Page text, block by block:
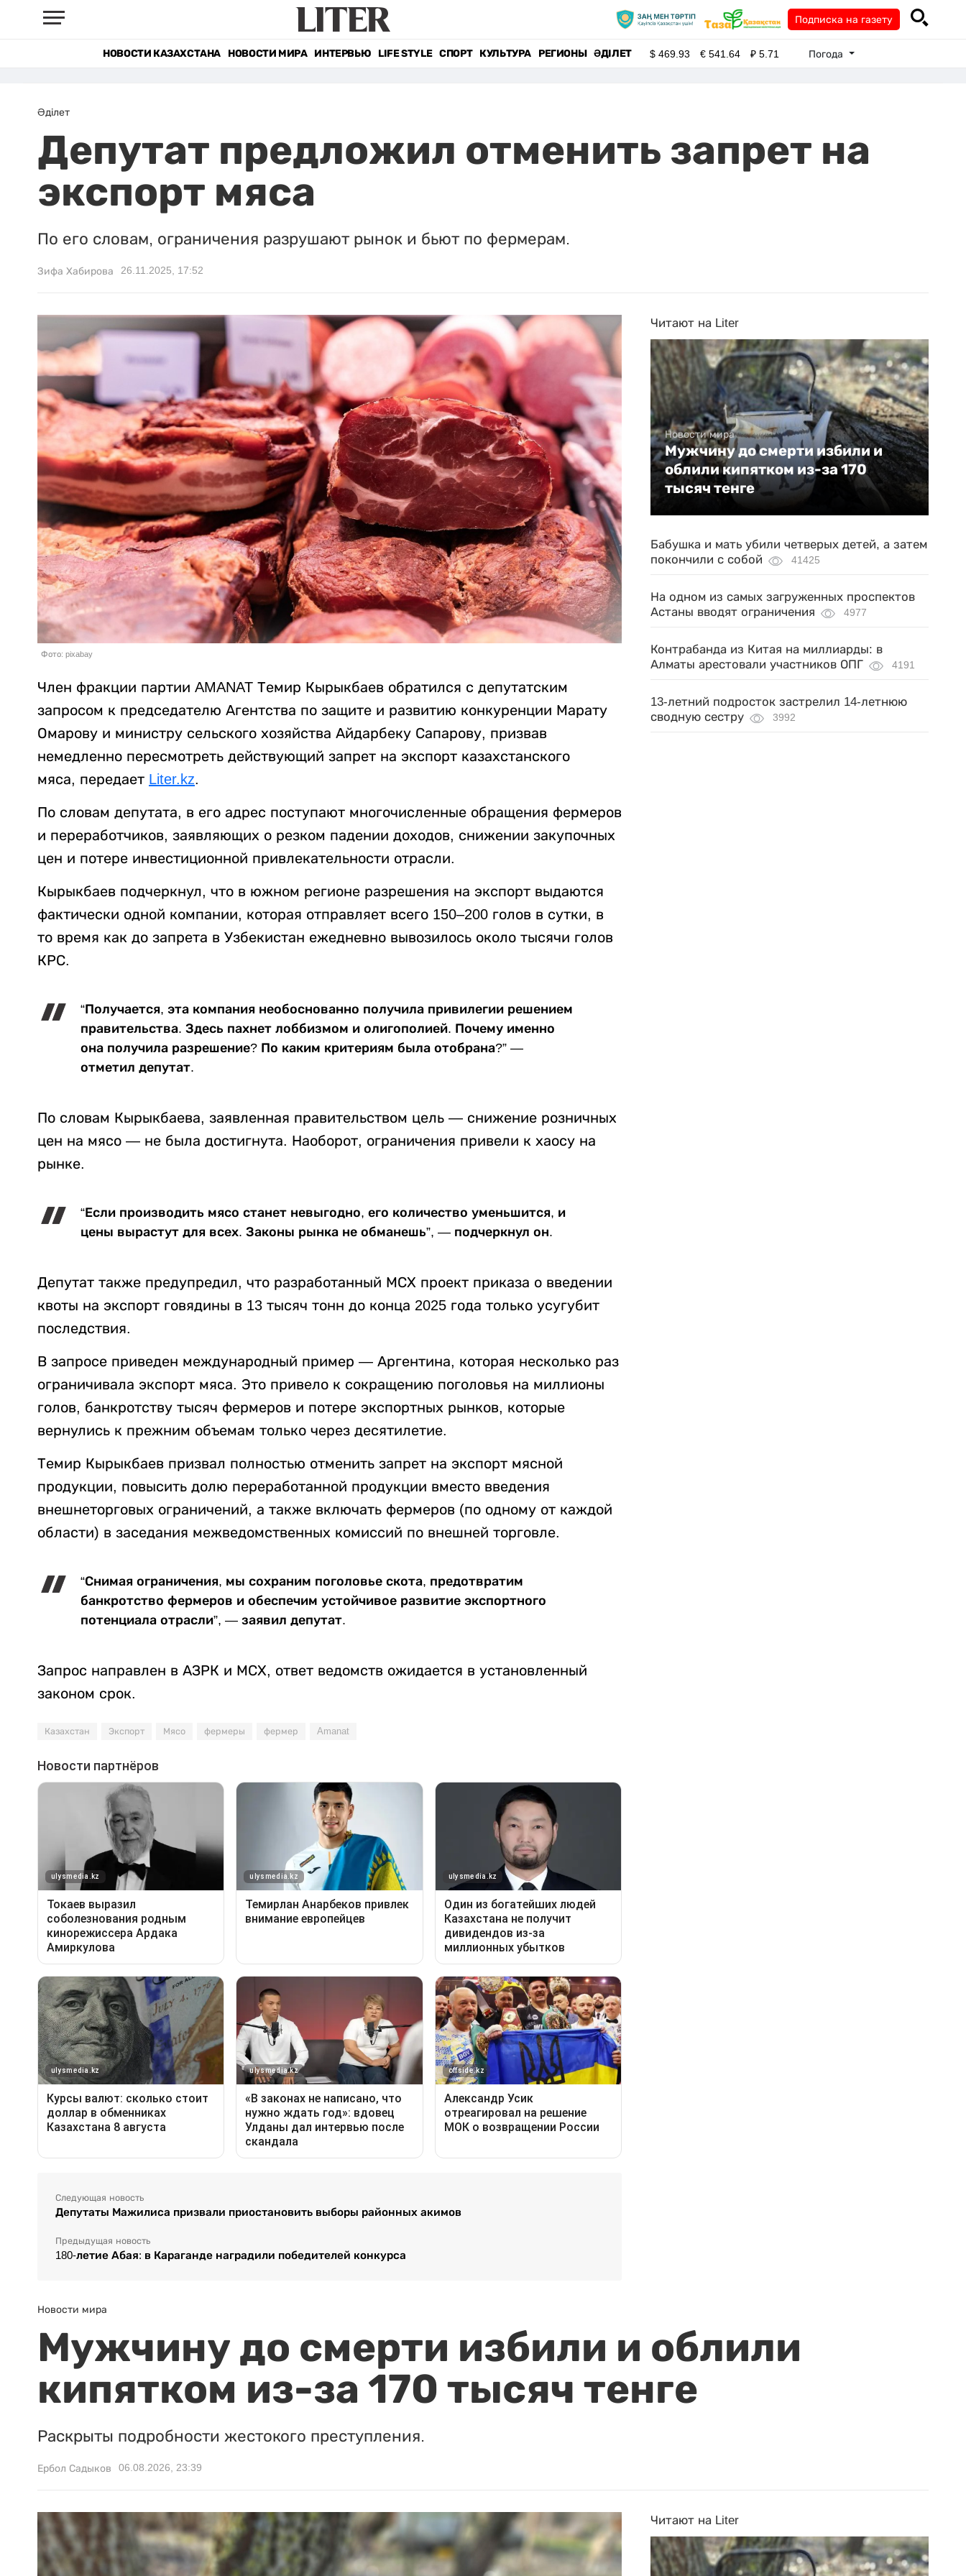
Подписка на газету
НОВОСТИ КАЗАХСТАНА НОВОСТИ МИРА ИНТЕРВЬЮ LIFE STYLE СПОРТ КУЛЬТУРА РЕГИОНЫ ӘДІЛЕТ $469.93 €541.64 ₽5.71 Погода
Әділет
Депутат предложил отменить запрет на
экспорт мяса
По его словам, ограничения разрушают рынок и бьют по фермерам.
Зифа Хабирова 26.11.2025, 17:52
Фото: pixabay
Член фракции партии AMANAT Темир Кырыкбаев обратился с депутатским
запросом к председателю Агентства по защите и развитию конкуренции Марату
Омарову и министру сельского хозяйства Айдарбеку Сапарову, призвав
немедленно пересмотреть действующий запрет на экспорт казахстанского
мяса, передает Liter.kz.
По словам депутата, в его адрес поступают многочисленные обращения фермеров
и переработчиков, заявляющих о резком падении доходов, снижении закупочных
цен и потере инвестиционной привлекательности отрасли.
Кырыкбаев подчеркнул, что в южном регионе разрешения на экспорт выдаются
фактически одной компании, которая отправляет всего 150–200 голов в сутки, в
то время как до запрета в Узбекистан ежедневно вывозилось около тысячи голов
КРС.
“Получается, эта компания необоснованно получила привилегии решением
правительства. Здесь пахнет лоббизмом и олигополией. Почему именно
она получила разрешение? По каким критериям была отобрана?” —
отметил депутат.
По словам Кырыкбаева, заявленная правительством цель — снижение розничных
цен на мясо — не была достигнута. Наоборот, ограничения привели к хаосу на
рынке.
“Если производить мясо станет невыгодно, его количество уменьшится, и
цены вырастут для всех. Законы рынка не обманешь”, — подчеркнул он.
Депутат также предупредил, что разработанный МСХ проект приказа о введении
квоты на экспорт говядины в 13 тысяч тонн до конца 2025 года только усугубит
последствия.
В запросе приведен международный пример — Аргентина, которая несколько раз
ограничивала экспорт мяса. Это привело к сокращению поголовья на миллионы
голов, банкротству тысяч фермеров и потере экспортных рынков, которые
вернулись к прежним объемам только через десятилетие.
Темир Кырыкбаев призвал полностью отменить запрет на экспорт мясной
продукции, повысить долю переработанной продукции вместо введения
внешнеторговых ограничений, а также включать фермеров (по одному от каждой
области) в заседания межведомственных комиссий по внешней торговле.
“Снимая ограничения, мы сохраним поголовье скота, предотвратим
банкротство фермеров и обеспечим устойчивое развитие экспортного
потенциала отрасли”, — заявил депутат.
Запрос направлен в АЗРК и МСХ, ответ ведомств ожидается в установленный
законом срок.
Казахстан Экспорт Мясо фермеры фермер Amanat
Следующая новость
Депутаты Мажилиса призвали приостановить выборы районных акимов
Предыдущая новость
180-летие Абая: в Караганде наградили победителей конкурса
Читают на Liter
Новости мира
Мужчину до смерти избили и
облили кипятком из-за 170
тысяч тенге
Бабушка и мать убили четверых детей, а затем
покончили с собой
41425
На одном из самых загруженных проспектов
Астаны вводят ограничения
4977
Контрабанда из Китая на миллиарды: в
Алматы арестовали участников ОПГ
4191
13-летний подросток застрелил 14-летнюю
сводную сестру
3992
Новости мира
Мужчину до смерти избили и облили
кипятком из-за 170 тысяч тенге
Раскрыты подробности жестокого преступления.
Ербол Садыков 06.08.2026, 23:39
Читают на Liter